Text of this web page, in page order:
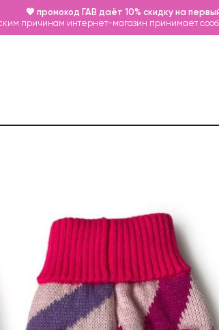
💖 промокод ГАВ даёт 10% скидку на
причинам интернет-магазин принимает